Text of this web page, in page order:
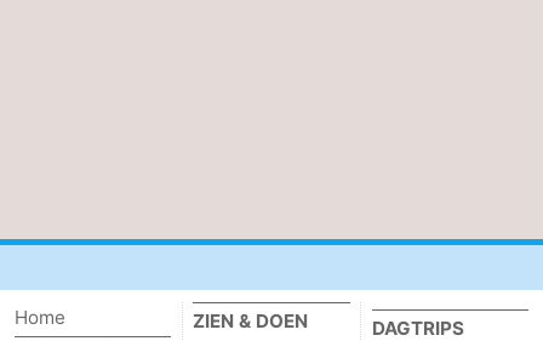
Vlissingen
-
Home
ZIEN & DOEN
DAGTRIPS